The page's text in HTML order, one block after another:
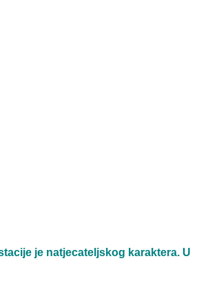
je natjecateljskog karaktera. U